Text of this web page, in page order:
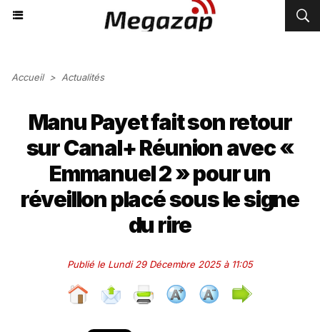
Accueil > Actualités
Manu Payet fait son retour
sur Canal+ Réunion avec «
Emmanuel 2 » pour un
réveillon placé sous le signe
du rire
Publié le Lundi 29 Décembre 2025 à 11:05